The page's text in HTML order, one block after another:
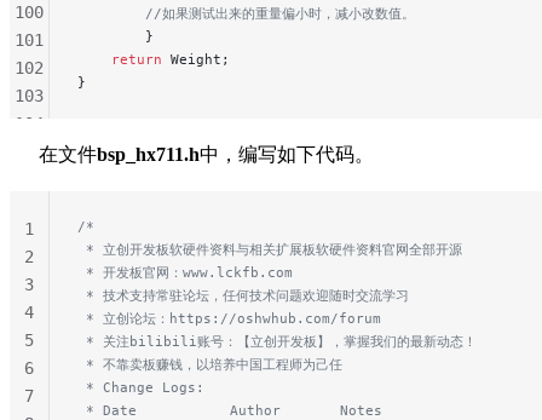
        //如果测试出来的重量偏小时，减小改数值。
        }
    return
Weight;
}
100
101
102
103
104
105
108
109
110
111
112
113
114
在文件bsp_hx711.h中，编写如下代码。
/*
* 立创开发板软硬件资料与相关扩展板软硬件资料官网全部开源
* 开发板官网：www.lckfb.com
* 技术支持常驻论坛，任何技术问题欢迎随时交流学习
* 立创论坛：https://oshwhub.com/forum
* 关注bilibili账号：【立创开发板】，掌握我们的最新动态！
* 不靠卖板赚钱，以培养中国工程师为己任
* Change Logs:
* Date           Author       Notes
1
2
3
4
5
6
7